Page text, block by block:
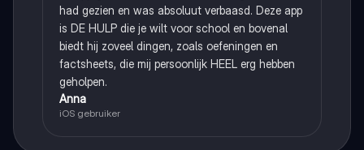
had gezien en was absoluut verbaasd. Deze app
is DE HULP die je wilt voor school en bovenal
biedt hij zoveel dingen, zoals oefeningen en
factsheets, die mij persoonlijk HEEL erg hebben
geholpen.
Anna
iOS gebruiker